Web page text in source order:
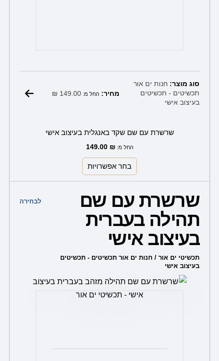
סוג מוצר: חנות ים אור
תכשיטים - תכשיטים
בעיצוב אישי
מחיר: החל מ: 149.00
₪
שרשרת עם שם שקד באנגלית בעיצוב אישי
החל מ: 149.00 ₪
בחר אפשרויות
שרשרת עם שם
תהילה בעברית
בעיצוב אישי
תכשיטי ים אור / חנות ים אור תכשיטים - תכשיטים
בעיצוב אישי
לבחירה
את
האפשרויות